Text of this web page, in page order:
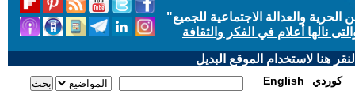
والعدالة الاجتماعية للجميع"
نالها أعلام في الفكر والثقافة
هنا لاستخدام الموقع البديل
English كوردي